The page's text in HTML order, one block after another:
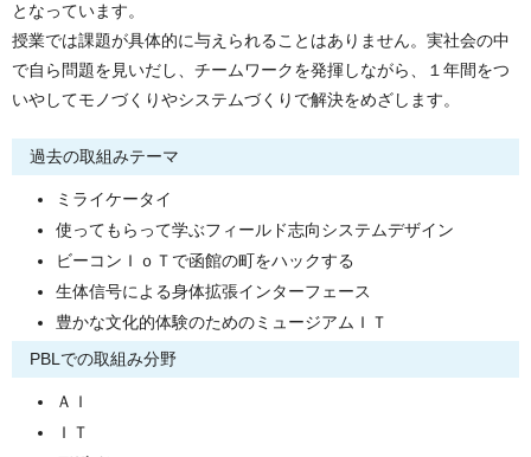
となっています。
授業では課題が具体的に与えられることはありません。実社会の中
で自ら問題を見いだし、チームワークを発揮しながら、１年間をつ
いやしてモノづくりやシステムづくりで解決をめざします。
過去の取組みテーマ
ミライケータイ
使ってもらって学ぶフィールド志向システムデザイン
ビーコンＩｏＴで函館の町をハックする
生体信号による身体拡張インターフェース
豊かな文化的体験のためのミュージアムＩＴ
PBLでの取組み分野
ＡＩ
ＩＴ